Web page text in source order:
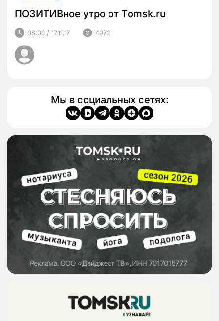
ПОЗИТИВное утро от Тomsk.ru
08:00 / 17.11.17 4972
Мы в социальных сетях: